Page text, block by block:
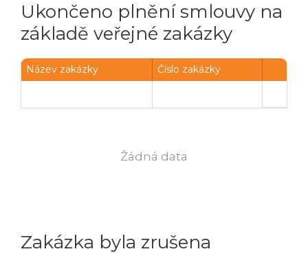
Ukončeno plnění smlouvy na
základě veřejné zakázky
Název zakázky Číslo zakázky
Žádná data
Zakázka byla zrušena
Powered by chaterimo